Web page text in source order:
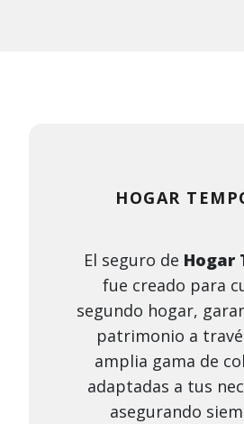
HOGAR
El seguro de Hogar
fue creado para
segundo hogar,
patrimonio a
amplia gama de
adaptadas a tus
asegurando